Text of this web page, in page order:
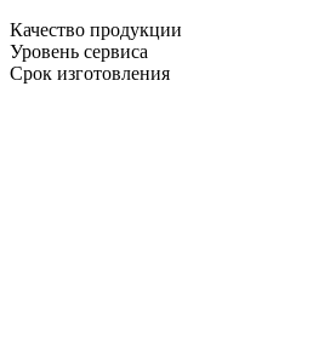
Качество продукции
Уровень сервиса
Срок изготовления